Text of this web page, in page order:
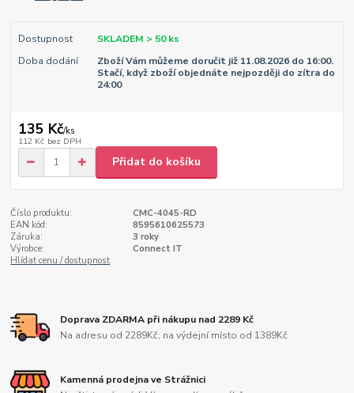
Dostupnost
SKLADEM > 50 ks
Doba dodání
Zboží Vám můžeme doručit již 11.08.2026 do 16:00.
Stačí, když zboží objednáte nejpozději do zítra do
24:00
135 Kč/ks
112 Kč bez DPH
Přidat do košíku
Číslo produktu:
CMC-4045-RD
EAN kód:
8595610625573
Záruka:
3 roky
Výrobce:
Connect IT
Hlídat cenu / dostupnost
Doprava ZDARMA při nákupu nad 2289 Kč
Na adresu od 2289Kč, na výdejní místo od 1389Kč
Kamenná prodejna ve Strážnici